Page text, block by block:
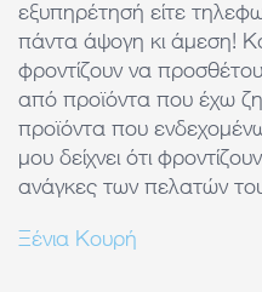
εξυπηρέτησή είτε
πάντα άψογη κι άμεση!
φροντίζουν να
από προϊόντα που έχω
προϊόντα που
μου δείχνει ότι
ανάγκες των πελατών
Ξένια Κουρή